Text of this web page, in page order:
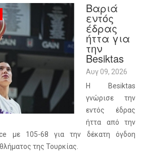
Βαριά
εντός
έδρας
ήττα για
την
Besiktas
Αυγ 09, 2026
Η Besiktas
γνώρισε την
εντός έδρας
ήττα από την
με 105-68 για την δέκατη όγδοη
της Τουρκίας.